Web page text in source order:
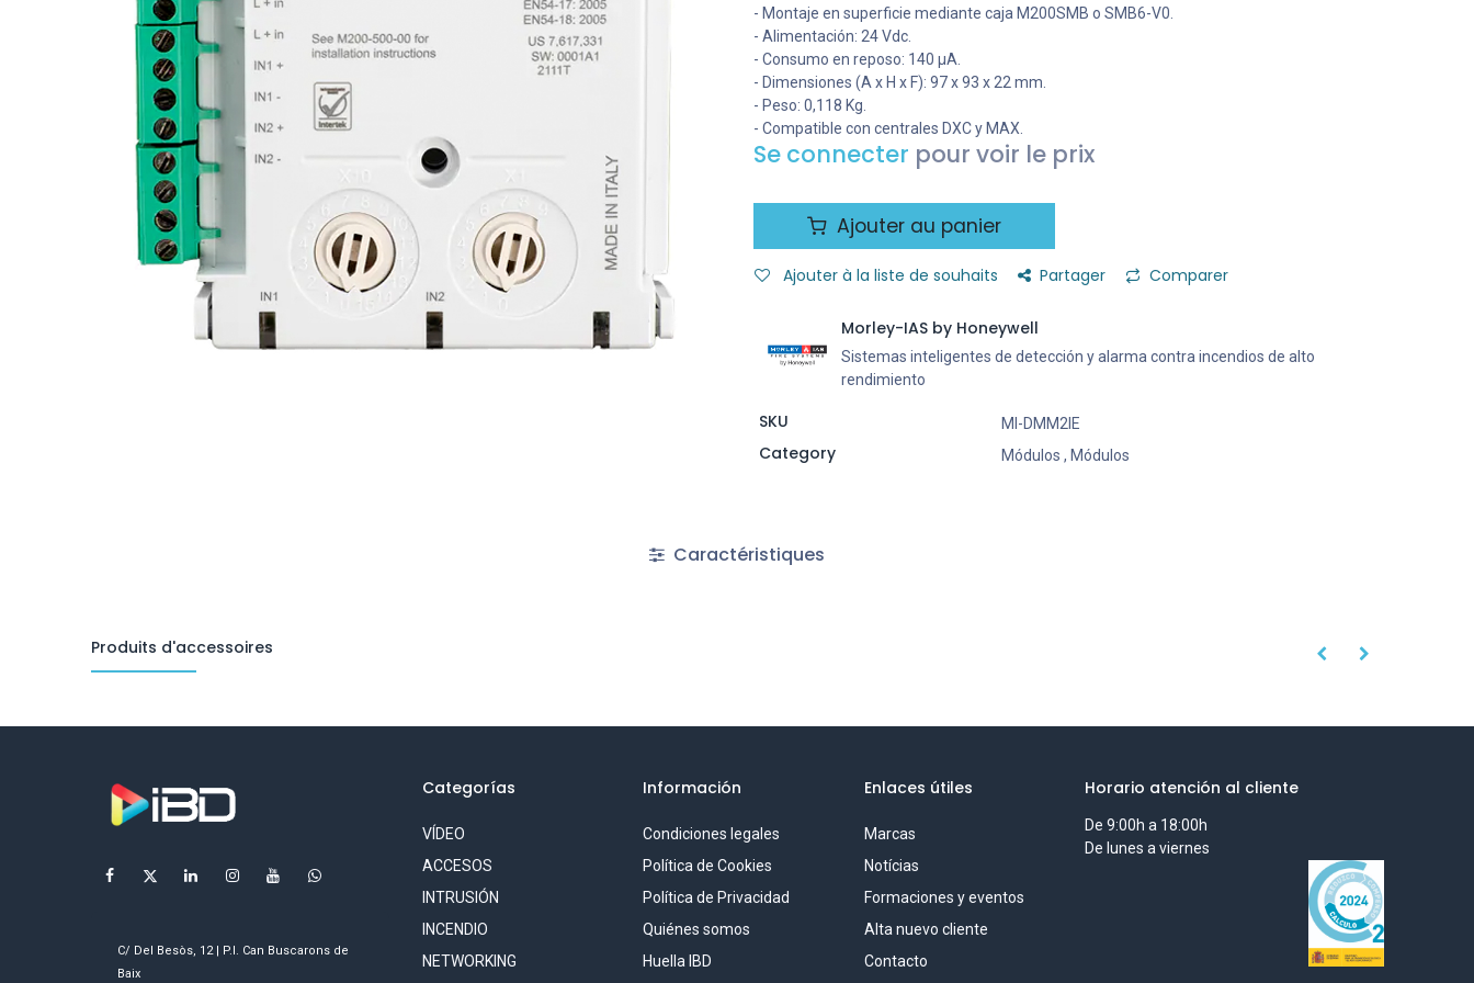
- Montaje en superficie mediante caja M200SMB o SMB6-V0.
- Alimentación: 24 Vdc.
- Consumo en reposo: 140 µA.
- Dimensiones (A x H x F): 97 x 93 x 22 mm.
- Peso: 0,118 Kg.
- Compatible con centrales DXC y MAX.
Se connecter pour voir le prix
Ajouter au panier
Ajouter à la liste de souhaits Partager Comparer
Morley-IAS by Honeywell
Sistemas inteligentes de detección y alarma contra incendios de alto
rendimiento
SKU MI-DMM2IE
Category Módulos , Módulos
Caractéristiques
Produits d'accessoires
C/ Del Besòs, 12 | P.I. Can Buscarons de
Baix
Categorías
VÍDEO
ACCESOS
INTRUSIÓN
INCENDIO
NETWORKING
Información
Condiciones legales
Política de Cookies
Política de Privacidad
Quiénes somos
Huella IBD
Enlaces útiles
Marcas
Notícias
Formaciones y eventos
Alta nuevo cliente
Contacto
Horario atención al cliente
De 9:00h a 18:00h
De lunes a viernes